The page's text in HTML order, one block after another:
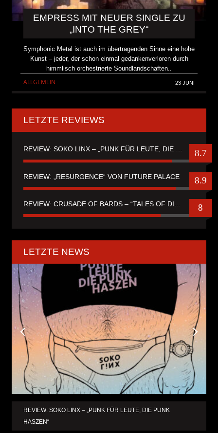
EMPRESS MIT NEUER SINGLE ZU
„INTO THE GREY“
Symphonic Metal ist auch im übertragenden Sinne eine hohe
Kunst – jeder, der schon einmal gedankenverloren durch
himmlisch orchestrierte Soundlandschaften..
ALLGEMEIN 23 JUNI
LETZTE REVIEWS
REVIEW: SOKO LINX – „PUNK FÜR LEUTE, DIE PUNK HASZEN“ 8.7
REVIEW: „RESURGENCE“ VON FUTURE PALACE 8.9
8
LETZTE NEWS
REVIEW: SOKO LINX – „PUNK FÜR LEUTE, DIE PUNK
HASZEN“